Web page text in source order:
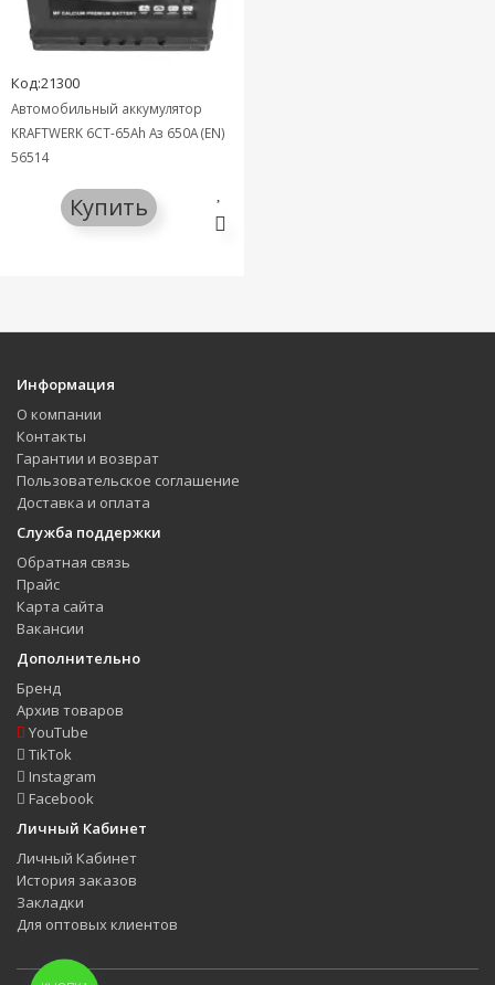
Код:21300
Автомобильный аккумулятор
KRAFTWERK 6СТ-65Ah Аз 650A (EN)
56514
Купить
Информация
О компании
Контакты
Гарантии и возврат
Пользовательское соглашение
Доставка и оплата
Служба поддержки
Обратная связь
Прайс
Карта сайта
Вакансии
Дополнительно
Бренд
Архив товаров
YouTube
TikTok
Instagram
Facebook
Личный Кабинет
Личный Кабинет
История заказов
Закладки
Для оптовых клиентов